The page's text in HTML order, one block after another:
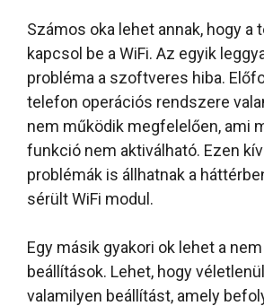
Számos oka lehet annak, hogy a
kapcsol be a WiFi. Az egyik
probléma a szoftveres hiba.
telefon operációs rendszere
nem működik megfelelően, ami
funkció nem aktiválható. Ezen
problémák is állhatnak a
sérült WiFi modul.
Egy másik gyakori ok lehet a
beállítások. Lehet, hogy
valamilyen beállítást, amely